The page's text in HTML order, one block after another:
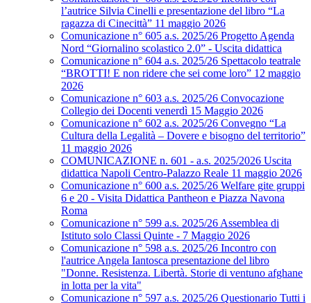
l’autrice Silvia Cinelli e presentazione del libro “La
ragazza di Cinecittà” 11 maggio 2026
Comunicazione n° 605 a.s. 2025/26 Progetto Agenda
Nord “Giornalino scolastico 2.0” - Uscita didattica
Comunicazione n° 604 a.s. 2025/26 Spettacolo teatrale
“BROTTI! E non ridere che sei come loro” 12 maggio
2026
Comunicazione n° 603 a.s. 2025/26 Convocazione
Collegio dei Docenti venerdì 15 Maggio 2026
Comunicazione n° 602 a.s. 2025/26 Convegno “La
Cultura della Legalità – Dovere e bisogno del territorio”
11 maggio 2026
COMUNICAZIONE n. 601 - a.s. 2025/2026 Uscita
didattica Napoli Centro-Palazzo Reale 11 maggio 2026
Comunicazione n° 600 a.s. 2025/26 Welfare gite gruppi
6 e 20 - Visita Didattica Pantheon e Piazza Navona
Roma
Comunicazione n° 599 a.s. 2025/26 Assemblea di
Istituto solo Classi Quinte - 7 Maggio 2026
Comunicazione n° 598 a.s. 2025/26 Incontro con
l'autrice Angela Iantosca presentazione del libro
"Donne. Resistenza. Libertà. Storie di ventuno afghane
in lotta per la vita"
Comunicazione n° 597 a.s. 2025/26 Questionario Tutti i